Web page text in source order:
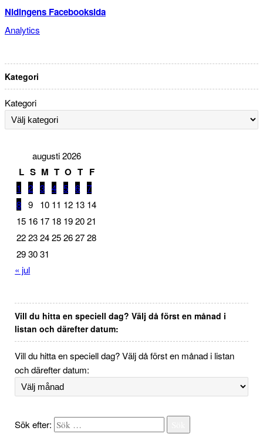
Nidingens Facebooksida
Analytics
Kategori
Kategori
augusti 2026
L S M T O T F
1 2 3 4 5 6 7
8 9 10 11 12 13 14
15 16 17 18 19 20 21
22 23 24 25 26 27 28
29 30 31
« jul
Vill du hitta en speciell dag? Välj då först en månad i
listan och därefter datum:
Vill du hitta en speciell dag? Välj då först en månad i listan
och därefter datum:
Sök efter: